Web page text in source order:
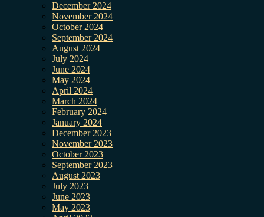
December 2024
November 2024
October 2024
September 2024
August 2024
July 2024
June 2024
May 2024
April 2024
March 2024
February 2024
January 2024
December 2023
November 2023
October 2023
September 2023
August 2023
July 2023
June 2023
May 2023